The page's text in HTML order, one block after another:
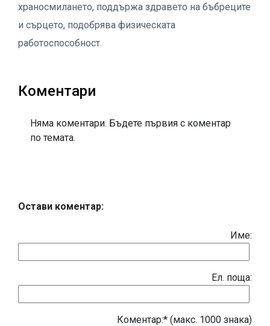
храносмилането, поддържа здравето на бъбреците
и сърцето, подобрява физическата
работоспособност.
Коментари
Няма коментари. Бъдете първия с коментар
по темата.
Остави коментар:
Име:
Eл. поща:
Коментар:* (макс. 1000 знака)